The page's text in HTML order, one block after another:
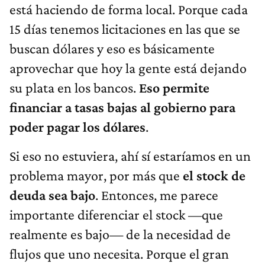
está haciendo de forma local. Porque cada
15 días tenemos licitaciones en las que se
buscan dólares y eso es básicamente
aprovechar que hoy la gente está dejando
su plata en los bancos. Eso permite
financiar a tasas bajas al gobierno para
poder pagar los dólares.
Si eso no estuviera, ahí sí estaríamos en un
problema mayor, por más que el stock de
deuda sea bajo. Entonces, me parece
importante diferenciar el stock —que
realmente es bajo— de la necesidad de
flujos que uno necesita. Porque el gran